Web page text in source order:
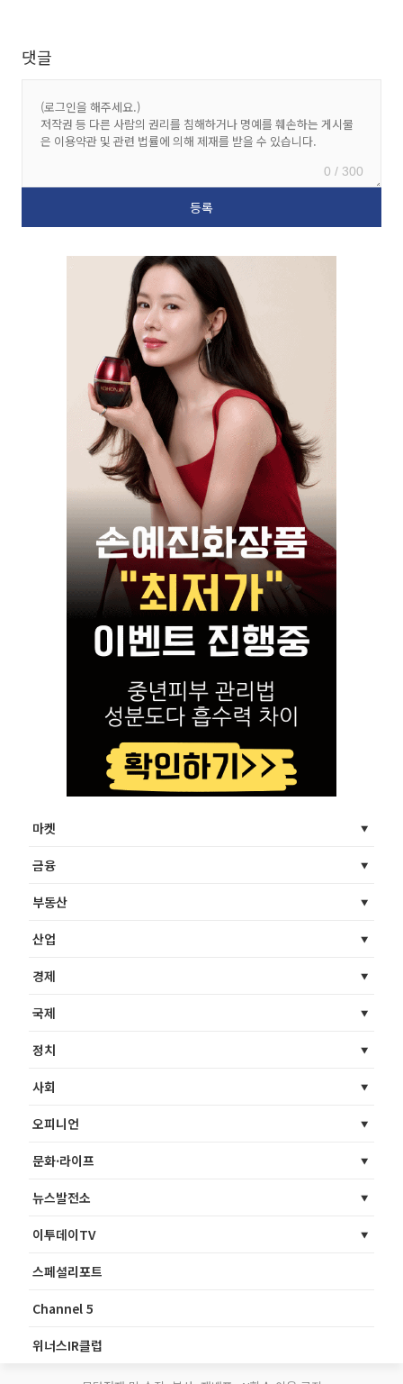
댓글
0 / 300
마켓
금융
부동산
산업
경제
국제
정치
사회
오피니언
문화·라이프
뉴스발전소
이투데이TV
스페셜리포트
Channel 5
위너스IR클럽